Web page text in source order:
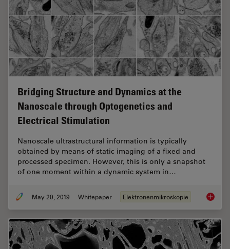
Bridging Structure and Dynamics at the
Nanoscale through Optogenetics and
Electrical Stimulation
Nanoscale ultrastructural information is typically
obtained by means of static imaging of a fixed and
processed specimen. However, this is only a snapshot
of one moment within a dynamic system in…
May 20, 2019 Whitepaper Elektronenmikroskopie